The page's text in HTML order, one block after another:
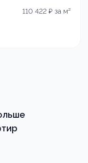
110 422 ₽ за м²